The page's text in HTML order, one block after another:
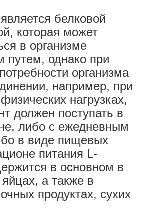
белковой
которая может
в организме
путем, однако при
организма
например, при
нагрузках,
должен поступать в
либо с ежедневным
в виде пищевых
питания L-
в основном в
а также в
продуктах, сухих